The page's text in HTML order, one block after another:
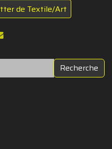
de Textile/Art
Recherche